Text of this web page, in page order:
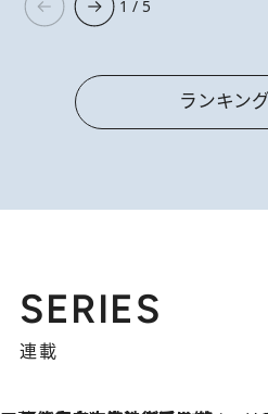
1 / 5
ランキン
SERIES
連載